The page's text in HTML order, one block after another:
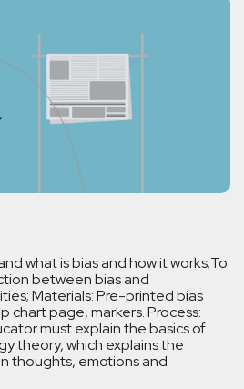
what is bias and how it works;To
between bias and
Materials: Pre-printed bias
chart page, markers. Process:
must explain the basics of
theory, which explains the
thoughts, emotions and